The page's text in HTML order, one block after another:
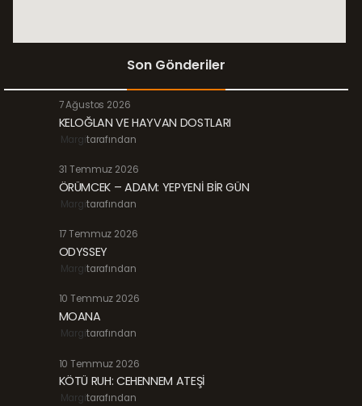
Son Gönderiler
7 Ağustos 2026
KELOĞLAN VE HAYVAN DOSTLARI
Margitarafından
31 Temmuz 2026
ÖRÜMCEK – ADAM: YEPYENİ BİR GÜN
Margitarafından
17 Temmuz 2026
ODYSSEY
Margitarafından
10 Temmuz 2026
MOANA
Margitarafından
10 Temmuz 2026
KÖTÜ RUH: CEHENNEM ATEŞİ
Margitarafından